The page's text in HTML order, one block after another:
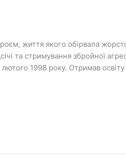
життя якого обірвала
та стримування збройної
1998 року. Отримав